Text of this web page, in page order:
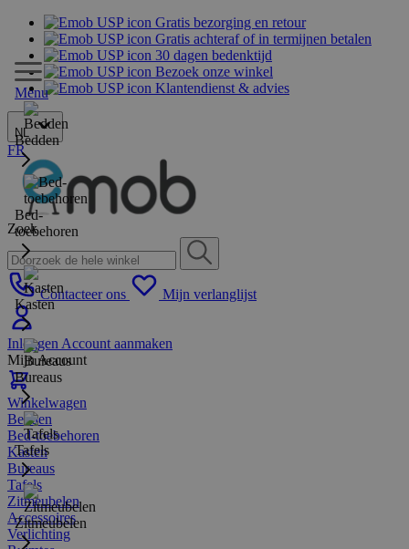
Gratis bezorging en retour
Gratis achteraf of in termijnen betalen
30 dagen bedenktijd
Bezoek onze winkel
Klantendienst & advies
NL
FR
Zoek
Contacteer ons Mijn verlanglijst
Inloggen Account aanmaken
Mijn Account
Winkelwagen
Menu
Bedden
Bed-
toebehoren
Kasten
Bureaus
Tafels
Zitmeubelen
Bedden
Bed-toebehoren
Kasten
Bureaus
Tafels
Zitmeubelen
Accessoires
Verlichting